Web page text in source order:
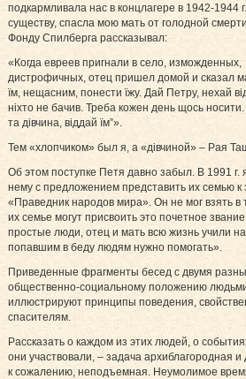
подкармливала нас в концлагере в 1942-1944
существу, спасла мою мать от голодной
Фонду Спилберга рассказывал:
«Когда евреев пригнали в село, изможденных,
дистрофичных, отец пришел домой и сказал
їм, нещасним, понести їжу. Дай Петру, нехай
ніхто не бачив. Треба кожен день щось
та дівчина, віддай їм”».
Тем «хлопчиком» был я, а «дівчиной» – Рая
Об этом поступке Петя давно забыл. В 1991 г.
нему с предложением представить их семью к
«Праведник народов мира». Он не мог взять в
их семье могут присвоить это почетное
простые люди, отец и мать всю жизнь учили
попавшим в беду людям нужно помогать».
Приведенные фрагменты бесед с двумя
общественно-социальному положению
иллюстрируют принципы поведения,
спасителям.
Рассказать о каждом из этих людей, о
они участвовали, – задача архиблагородная и
к сожалению, неподъемная. Неумолимое